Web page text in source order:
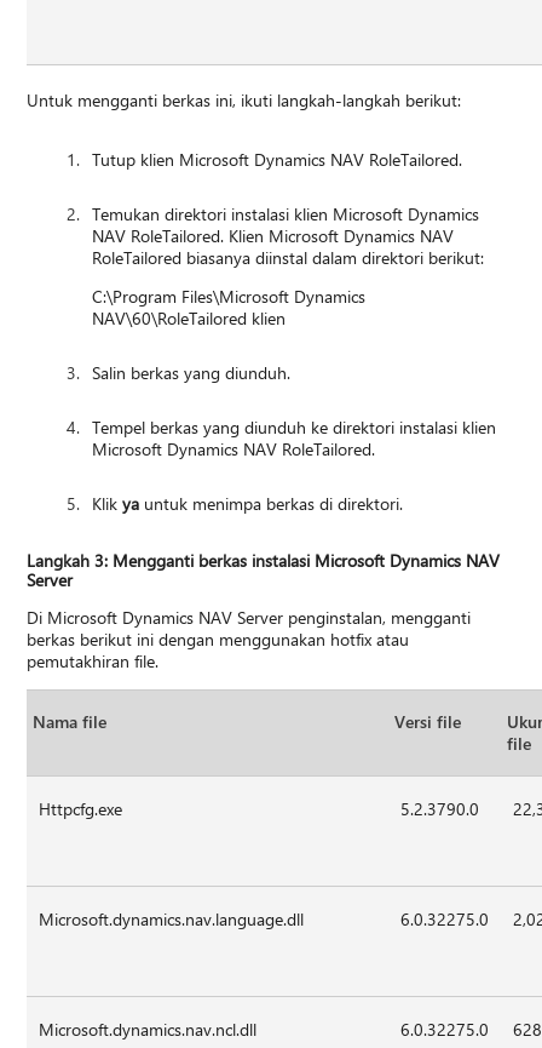
Untuk mengganti berkas ini, ikuti langkah-langkah berikut:
Tutup klien Microsoft Dynamics NAV RoleTailored.
Temukan direktori instalasi klien Microsoft Dynamics
NAV RoleTailored. Klien Microsoft Dynamics NAV
RoleTailored biasanya diinstal dalam direktori berikut:
C:\Program Files\Microsoft Dynamics
NAV\60\RoleTailored klien
Salin berkas yang diunduh.
Tempel berkas yang diunduh ke direktori instalasi klien
Microsoft Dynamics NAV RoleTailored.
Klikya untuk menimpa berkas di direktori.
Langkah 3: Mengganti berkas instalasi Microsoft Dynamics NAV
Server
Di Microsoft Dynamics NAV Server penginstalan, mengganti
berkas berikut ini dengan menggunakan hotfix atau
pemutakhiran file.
Nama file Versi file
file
Httpcfg.exe 5.2.3790.0
Microsoft.dynamics.nav.language.dll 6.0.32275.0
Microsoft.dynamics.nav.ncl.dll 6.0.32275.0